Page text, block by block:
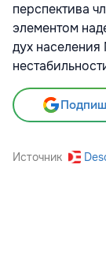
перспектива
элементом
дух
Источник